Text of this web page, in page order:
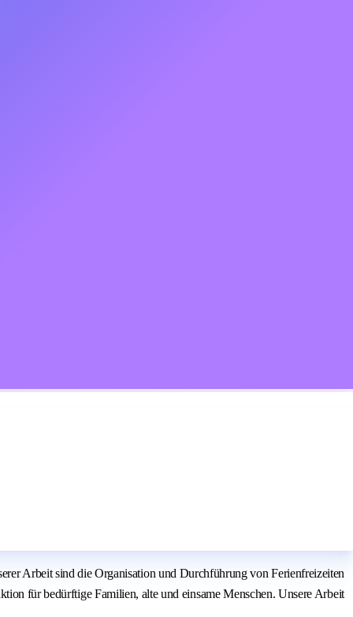
Arbeit sind die Organisation und Durchführung von Ferienfreizeiten
für bedürftige Familien, alte und einsame Menschen. Unsere Arbeit